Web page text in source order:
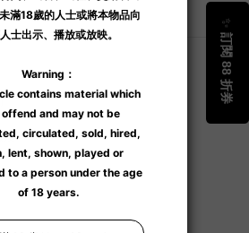
度。
。